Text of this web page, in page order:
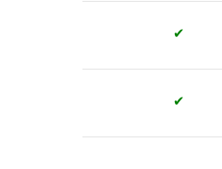
✔
✔